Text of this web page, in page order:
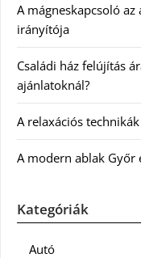
A mágneskapcsoló
irányítója
Családi ház felújítás
ajánlatoknál?
A relaxációs
A modern ablak
Kategóriák
Autó